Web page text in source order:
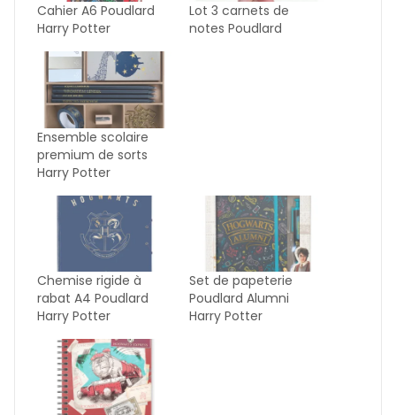
Cahier A6 Poudlard
Harry Potter
Lot 3 carnets de
notes Poudlard
Ensemble scolaire
premium de sorts
Harry Potter
Chemise rigide à
rabat A4 Poudlard
Harry Potter
Set de papeterie
Poudlard Alumni
Harry Potter